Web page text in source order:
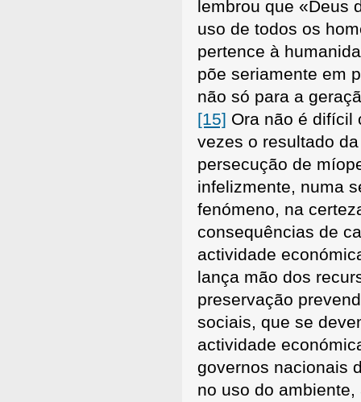
lembrou que «Deus
uso de todos os
pertence à
põe seriamente em
não só para a
[15] Ora não é difícil
vezes o resultado
persecução de
infelizmente, numa
fenómeno, na
consequências de
actividade
lança mão dos
preservação
sociais, que se
actividade
governos nacionais
no uso do